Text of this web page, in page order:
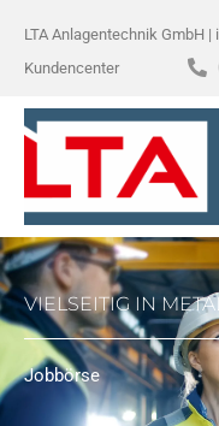
Inhalt
springen
LTA Anlagentechnik GmbH
Kundencenter
VIELSEITIG IN
Jobbörse